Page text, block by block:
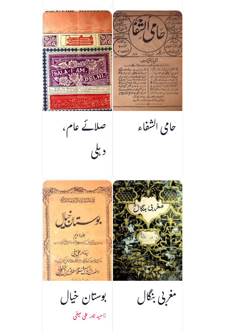
حامی الشفاء صلائے عام،
دہلی
مغربی بنگال بوستان خیال
سید نادر علی سیفی